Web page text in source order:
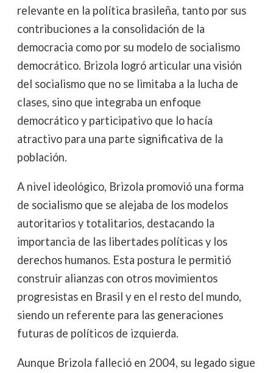
relevante en la política brasileña, tanto por sus
contribuciones a la consolidación de la
democracia como por su modelo de socialismo
democrático. Brizola logró articular una visión
del socialismo que no se limitaba a la lucha de
clases, sino que integraba un enfoque
democrático y participativo que lo hacía
atractivo para una parte significativa de la
población.
A nivel ideológico, Brizola promovió una forma
de socialismo que se alejaba de los modelos
autoritarios y totalitarios, destacando la
importancia de las libertades políticas y los
derechos humanos. Esta postura le permitió
construir alianzas con otros movimientos
progresistas en Brasil y en el resto del mundo,
siendo un referente para las generaciones
futuras de políticos de izquierda.
Aunque Brizola falleció en 2004, su legado sigue